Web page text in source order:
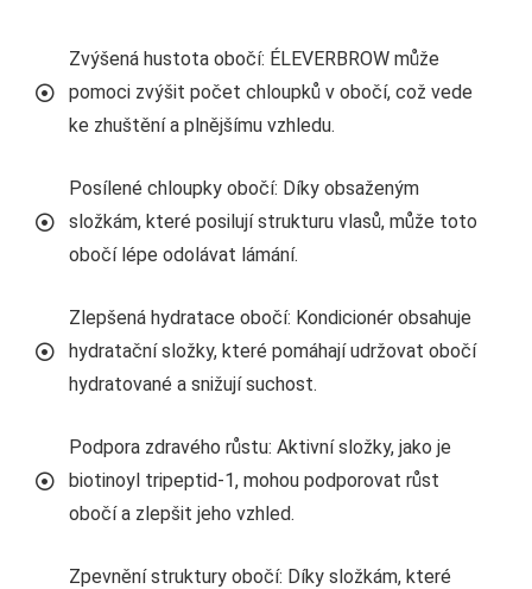
Zvýšená hustota obočí: ÉLEVERBROW může
pomoci zvýšit počet chloupků v obočí, což vede
ke zhuštění a plnějšímu vzhledu.
Posílené chloupky obočí: Díky obsaženým
složkám, které posilují strukturu vlasů, může toto
obočí lépe odolávat lámání.
Zlepšená hydratace obočí: Kondicionér obsahuje
hydratační složky, které pomáhají udržovat obočí
hydratované a snižují suchost.
Podpora zdravého růstu: Aktivní složky, jako je
biotinoyl tripeptid-1, mohou podporovat růst
obočí a zlepšit jeho vzhled.
Zpevnění struktury obočí: Díky složkám, které